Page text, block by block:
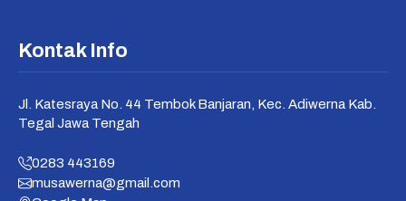
Kontak Info
Jl. Katesraya No. 44 Tembok Banjaran, Kec. Adiwerna Kab.
Tegal Jawa Tengah
0283 443169
musawerna@gmail.com